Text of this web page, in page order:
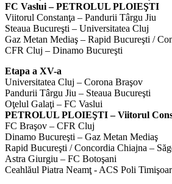
FC Vaslui – PETROLUL PLOIEŞTI
Viitorul Constanţa – Pandurii Târgu Jiu
Steaua Bucureşti – Universitatea Cluj
Gaz Metan Mediaş – Rapid Bucureşti /
CFR Cluj – Dinamo Bucureşti
Etapa a XV-a
Universitatea Cluj – Corona Braşov
Pandurii Târgu Jiu – Steaua Bucureşti
Oţelul Galaţi – FC Vaslui
PETROLUL PLOIEŞTI – Viitorul
FC Braşov – CFR Cluj
Dinamo Bucureşti – Gaz Metan Mediaş
Rapid Bucureşti / Concordia Chiajna –
Astra Giurgiu – FC Botoşani
Ceahlăul Piatra Neamţ - ACS Poli